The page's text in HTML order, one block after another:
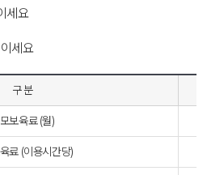
세요
세요
구 분
보육료 (월)
료 (이용시간당)